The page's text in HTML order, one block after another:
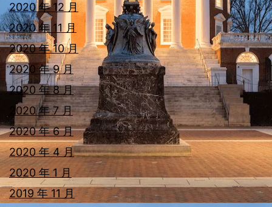
2020 年 12 月
2020 年 11 月
2020 年 10 月
2020 年 9 月
2020 年 8 月
2020 年 7 月
2020 年 6 月
2020 年 4 月
2020 年 1 月
2019 年 11 月